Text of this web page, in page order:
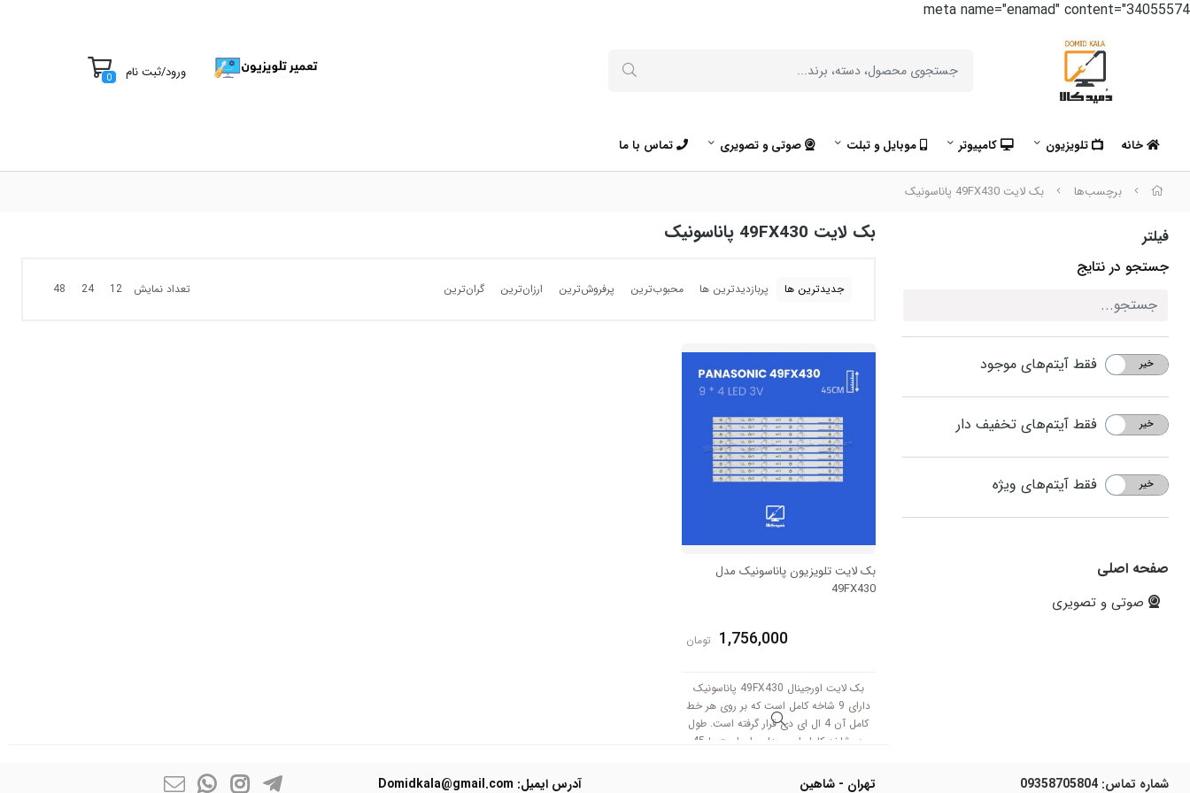
meta name="enamad" content="34055574
ورود/ثبت نام 0
خانه تلویزیون کامپیوتر موبایل و تبلت صوتی و تصویری تماس با ما
برچسب‌ها بک لایت 49FX430 پاناسونیک
فیلتر
جستجو در نتایج
بله خیر فقط آیتم‌های موجود
بله خیر فقط آیتم‌های تخفیف دار
بله خیر فقط آیتم‌های ویژه
صفحه اصلی
صوتی و تصویری
بک لایت 49FX430 پاناسونیک
جدیدترین ها پربازدیدترین ها محبوب‌‌ترین پرفروش‌ترین ارزان‌ترین گران‌ترین تعداد نمایش 12
24
48
بک لایت تلویزیون پاناسونیک مدل
49FX430
1,756,000 تومان
بک لایت اورجینال 49FX430 پاناسونیک
دارای 9 شاخه کامل است که بر روی هر خط
کامل آن 4 ال ای دی قرار گرفته است. طول
هر شاخه کامل این مدل برابر است با 45
شماره تماس: 09358705804 تهران - شاهین آدرس ایمیل: Domidkala@gmail.com